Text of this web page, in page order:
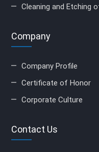
Cleaning and Etching
Company
Company Profile
Certificate of Honor
Corporate Culture
Contact Us